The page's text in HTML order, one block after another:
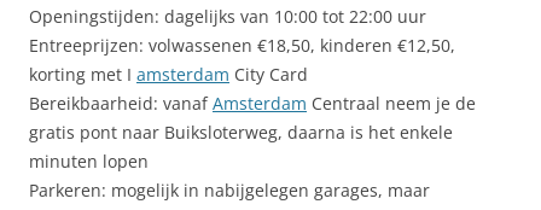
Openingstijden: dagelijks van 10:00 tot 22:00 uur
Entreeprijzen: volwassenen €18,50, kinderen €12,50,
korting met I amsterdam City Card
Bereikbaarheid: vanafAmsterdam Centraal neem je de
gratis pont naar Buiksloterweg, daarna is het enkele
minuten lopen
Parkeren: mogelijk in nabijgelegen garages, maar